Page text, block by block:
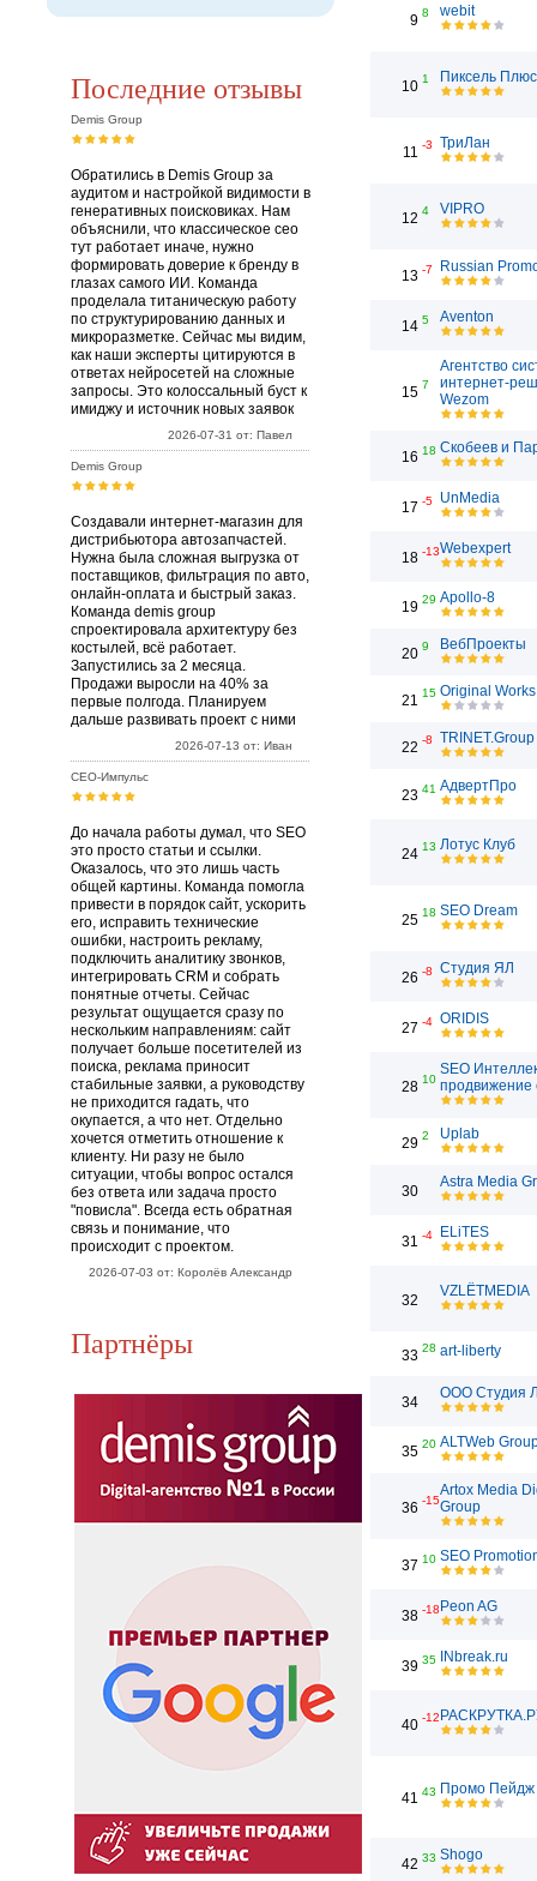
Последние отзывы
Demis Group
Обратились в Demis Group за
аудитом и настройкой видимости в
генеративных поисковиках. Нам
объяснили, что классическое сео
тут работает иначе, нужно
формировать доверие к бренду в
глазах самого ИИ. Команда
проделала титаническую работу
по структурированию данных и
микроразметке. Сейчас мы видим,
как наши эксперты цитируются в
ответах нейросетей на сложные
запросы. Это колоссальный буст к
имиджу и источник новых заявок
2026-07-31 от: Павел
Demis Group
Создавали интернет-магазин для
дистрибьютора автозапчастей.
Нужна была сложная выгрузка от
поставщиков, фильтрация по авто,
онлайн-оплата и быстрый заказ.
Команда demis group
спроектировала архитектуру без
костылей, всё работает.
Запустились за 2 месяца.
Продажи выросли на 40% за
первые полгода. Планируем
дальше развивать проект с ними
2026-07-13 от: Иван
СЕО-Импульс
До начала работы думал, что SEO
это просто статьи и ссылки.
Оказалось, что это лишь часть
общей картины. Команда помогла
привести в порядок сайт, ускорить
его, исправить технические
ошибки, настроить рекламу,
подключить аналитику звонков,
интегрировать CRM и собрать
понятные отчеты. Сейчас
результат ощущается сразу по
нескольким направлениям: сайт
получает больше посетителей из
поиска, реклама приносит
стабильные заявки, а руководству
не приходится гадать, что
окупается, а что нет. Отдельно
хочется отметить отношение к
клиенту. Ни разу не было
ситуации, чтобы вопрос остался
без ответа или задача просто
"повисла". Всегда есть обратная
связь и понимание, что
происходит с проектом.
2026-07-03 от: Королёв Александр
Партнёры
9 8 webit
10 1 Пиксель Плюс
11 -3 ТриЛан
12 4 VIPRO
13 -7 Russian
14 5 Aventon
15 7
Агентство
интернет-
Wezom
16 18 Скобеев и
17 -5 UnMedia
18 -13Webexpert
19 29 Apollo-8
20 9 ВебПроекты
21 15 Original Works
22 -8 TRINET.Group
23 41 АдвертПро
24 13 Лотус Клуб
25 18 SEO Dream
26 -8 Студия ЯЛ
27 -4 ORIDIS
28 10
SEO
продвижение
29 2 Uplab
30
Astra Media
31 -4 ELiTES
32
VZLЁTMEDIA
33 28 art-liberty
34
ООО Студия
35 20 ALTWeb
36 -15
Artox Media
Group
37 10 SEO
38 -18 Peon AG
39 35 INbreak.ru
40 -12
41 43 Промо Пейдж
42 33 Shogo